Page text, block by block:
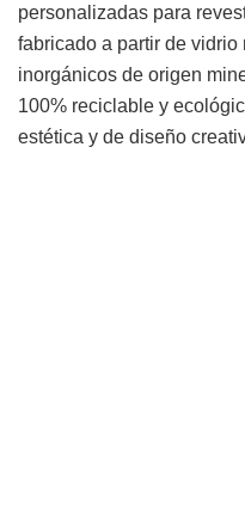
personalizadas para
fabricado a partir de
inorgánicos de origen
100% reciclable y
estética y de diseño